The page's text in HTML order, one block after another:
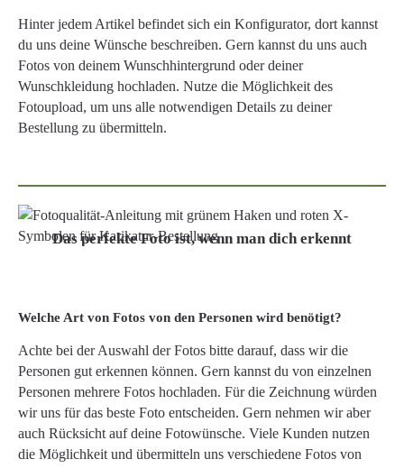
Hinter jedem Artikel befindet sich ein Konfigurator, dort kannst
du uns deine Wünsche beschreiben. Gern kannst du uns auch
Fotos von deinem Wunschhintergrund oder deiner
Wunschkleidung hochladen. Nutze die Möglichkeit des
Fotoupload, um uns alle notwendigen Details zu deiner
Bestellung zu übermitteln.
Das perfekte Foto ist, wenn man dich erkennt
Welche Art von Fotos von den Personen wird benötigt?
Achte bei der Auswahl der Fotos bitte darauf, dass wir die
Personen gut erkennen können. Gern kannst du von einzelnen
Personen mehrere Fotos hochladen. Für die Zeichnung würden
wir uns für das beste Foto entscheiden. Gern nehmen wir aber
auch Rücksicht auf deine Fotowünsche. Viele Kunden nutzen
die Möglichkeit und übermitteln uns verschiedene Fotos von